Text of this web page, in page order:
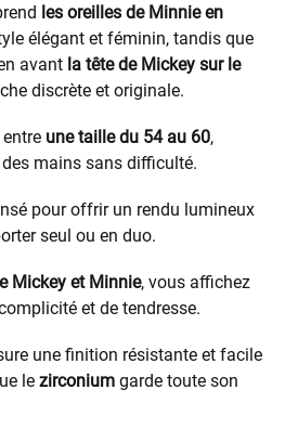
les oreilles de Minnie en
élégant et féminin, tandis que
avant la tête de Mickey sur le
discrète et originale.
une taille du 54 au 60,
mains sans difficulté.
pour offrir un rendu lumineux
seul ou en duo.
Mickey et Minnie, vous affichez
et de tendresse.
une finition résistante et facile
le zirconium garde toute son